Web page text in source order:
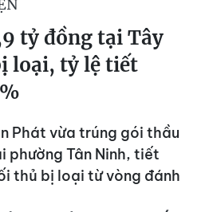
tỷ đồng tại Tây
loại, tỷ lệ tiết
Phát vừa trúng gói thầu
phường Tân Ninh, tiết
thủ bị loại từ vòng đánh